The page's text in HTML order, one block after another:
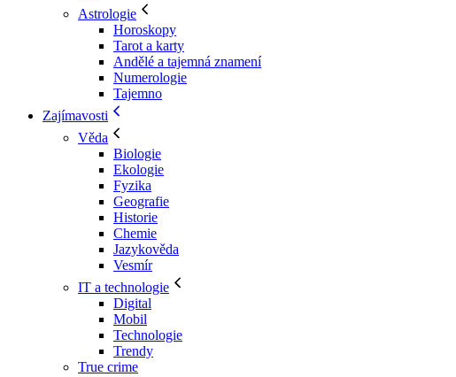
Astrologie
Horoskopy
Tarot a karty
Andělé a tajemná znamení
Numerologie
Tajemno
Zajímavosti
Věda
Biologie
Ekologie
Fyzika
Geografie
Historie
Chemie
Jazykověda
Vesmír
IT a technologie
Digital
Mobil
Technologie
Trendy
True crime